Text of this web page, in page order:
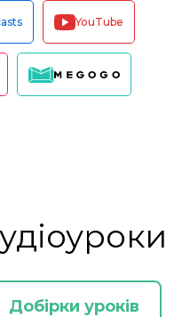
YouTube
Добірки уроків